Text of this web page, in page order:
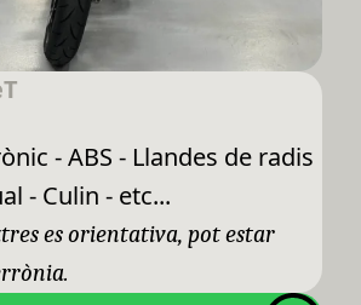
- ABS - Llandes de radis
- Culin - etc...
es orientativa, pot estar